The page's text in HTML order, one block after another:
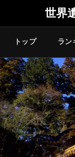
世界
トップ ラン